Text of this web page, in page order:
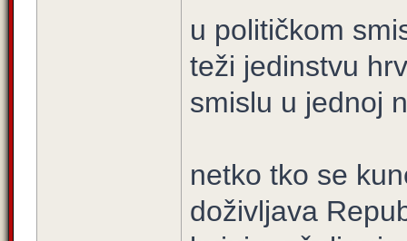
u političkom
teži jedinstvu
smislu u jednoj
netko tko se
doživljava